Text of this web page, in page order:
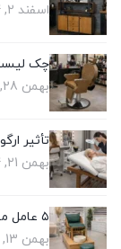
اسفند 2, 1404
چک‌ لیست
بهمن 28, 1404
تأثیر
بهمن 21, 1404
۵ عامل مهم سالن‌های زیبایی موفق
بهمن 13, 1404